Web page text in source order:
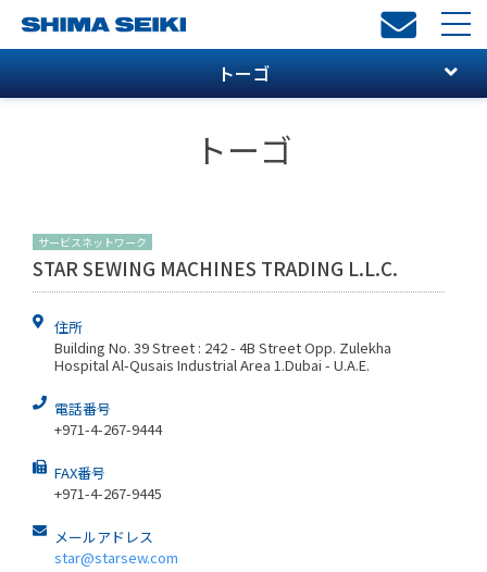
トーゴ
トーゴ
サービスネットワーク
STAR SEWING MACHINES TRADING L.L.C.
住所
Building No. 39 Street : 242 - 4B Street Opp. Zulekha
Hospital Al-Qusais Industrial Area 1.Dubai - U.A.E.
電話番号
+971-4-267-9444
FAX番号
+971-4-267-9445
メールアドレス
star@starsew.com